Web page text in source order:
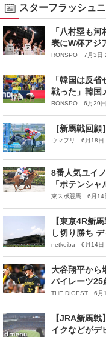
スターフラッシュ
「八村塁も
表にW杯アジ
が嘆く「若い
ていると認め
RONSPO 7月3日
「韓国は反
戦った」韓国
て“世界最強
るパフォーマ
RONSPO 6月29
［新馬戦回
ウマフリ 6月18日
8番人気ユイ
「ポテンシ
東スポ競馬 6月14
【東京4R新
し切り勝ち
netkeiba 6月14日
大谷翔平から場外メジ
パイレーツ25
グ。素晴らし
THE DIGEST 6月
【JRA新馬
イクなどがデ